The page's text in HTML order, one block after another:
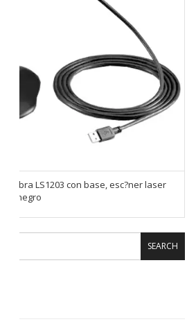
Zebra LS1203 con base, esc?ner laser
negro
SEARCH